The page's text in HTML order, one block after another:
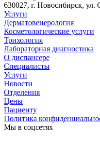
630027, г. Новосибирск, ул.
Услуги
Дерматовенерология
Косметологические услуги
Трихология
Лабораторная диагностика
О диспансере
Специалисты
Услуги
Новости
Отделения
Цены
Пациенту
Политика
Мы в соцсетях